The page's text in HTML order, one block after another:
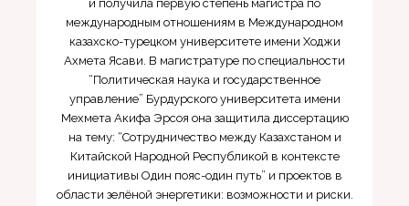
и получила первую степень магистра по
международным отношениям в Международном
казахско-турецком университете имени Ходжи
Ахмета Ясави. В магистратуре по специальности
“Политическая наука и государственное
управление” Бурдурского университета имени
Мехмета Акифа Эрсоя она защитила диссертацию
на тему: “Сотрудничество между Казахстаном и
Китайской Народной Республикой в контексте
инициативы Один пояс-один путь” и проектов в
области зелёной энергетики: возможности и риски.